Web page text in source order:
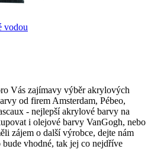
vodou
Vás zajímavy výběr akrylových
od firem Amsterdam, Pébeo,
- nejlepší akrylové barvy na
i olejové barvy VanGogh, nebo
zájem o další výrobce, dejte nám
vhodné, tak jej co nejdříve